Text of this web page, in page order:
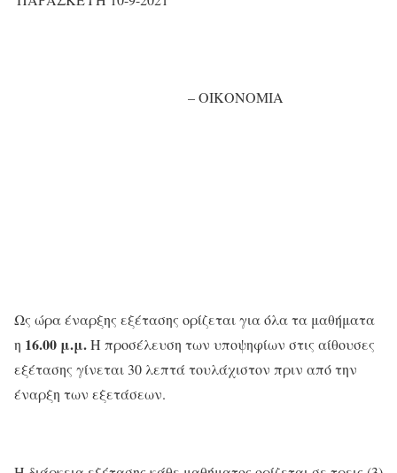
– ΟΙΚΟΝΟΜΙΑ
Ως ώρα έναρξης εξέτασης ορίζεται για όλα τα μαθήματα
η 16.00 μ.μ.Η προσέλευση των υποψηφίων στις αίθουσες
εξέτασης γίνεται 30 λεπτά τουλάχιστον πριν από την
έναρξη των εξετάσεων.